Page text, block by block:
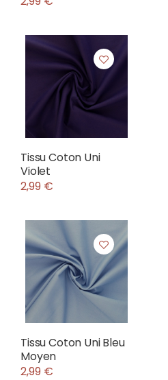
Tissu Coton Uni
Violet
2,99 €
Tissu Coton Uni Bleu
Moyen
2,99 €